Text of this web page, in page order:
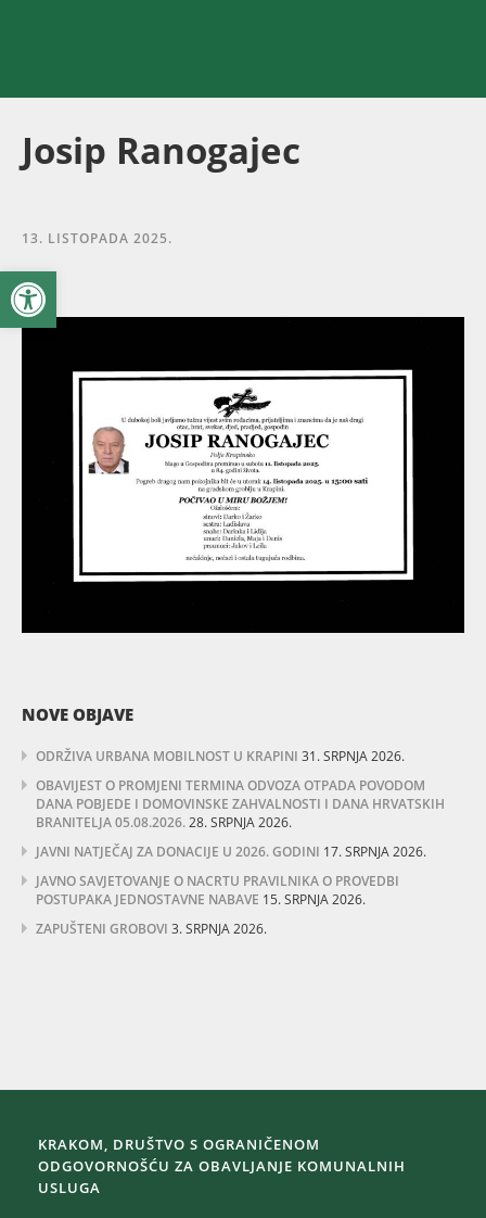
Open toolbar
Josip Ranogajec
13. LISTOPADA 2025.
NOVE OBJAVE
ODRŽIVA URBANA MOBILNOST U KRAPINI 31. SRPNJA 2026.
OBAVIJEST O PROMJENI TERMINA ODVOZA OTPADA POVODOM
DANA POBJEDE I DOMOVINSKE ZAHVALNOSTI I DANA HRVATSKIH
BRANITELJA 05.08.2026.28. SRPNJA 2026.
JAVNI NATJEČAJ ZA DONACIJE U 2026. GODINI 17. SRPNJA 2026.
JAVNO SAVJETOVANJE O NACRTU PRAVILNIKA O PROVEDBI
POSTUPAKA JEDNOSTAVNE NABAVE 15. SRPNJA 2026.
ZAPUŠTENI GROBOVI 3. SRPNJA 2026.
KRAKOM, DRUŠTVO S OGRANIČENOM
ODGOVORNOŠĆU ZA OBAVLJANJE KOMUNALNIH
USLUGA